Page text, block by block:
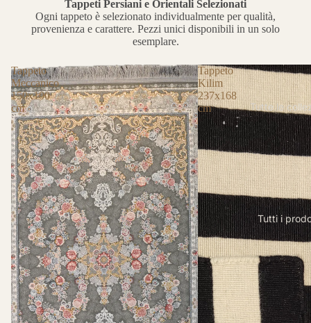
Tutte le
Tutti i
Tappeti Persiani e Orientali Selezionati
Ogni tappeto è selezionato individualmente per qualità,
provenienza e carattere. Pezzi unici disponibili in un solo
esemplare.
Tappeto
Meccanico
150x100
cm
Tappeto
Kilim
237x168
cm